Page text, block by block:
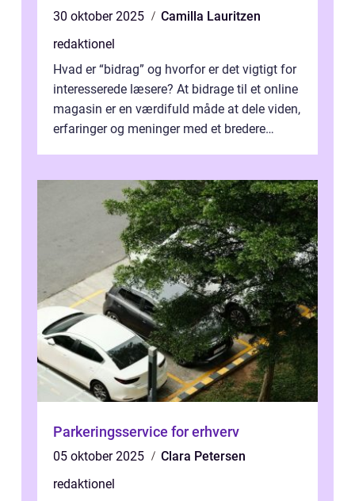
30 oktober 2025
Camilla Lauritzen
redaktionel
Hvad er “bidrag” og hvorfor er det vigtigt for
interesserede læsere? At bidrage til et online
magasin er en værdifuld måde at dele viden,
erfaringer og meninger med et bredere
Parkeringsservice for erhverv
05 oktober 2025
Clara Petersen
redaktionel